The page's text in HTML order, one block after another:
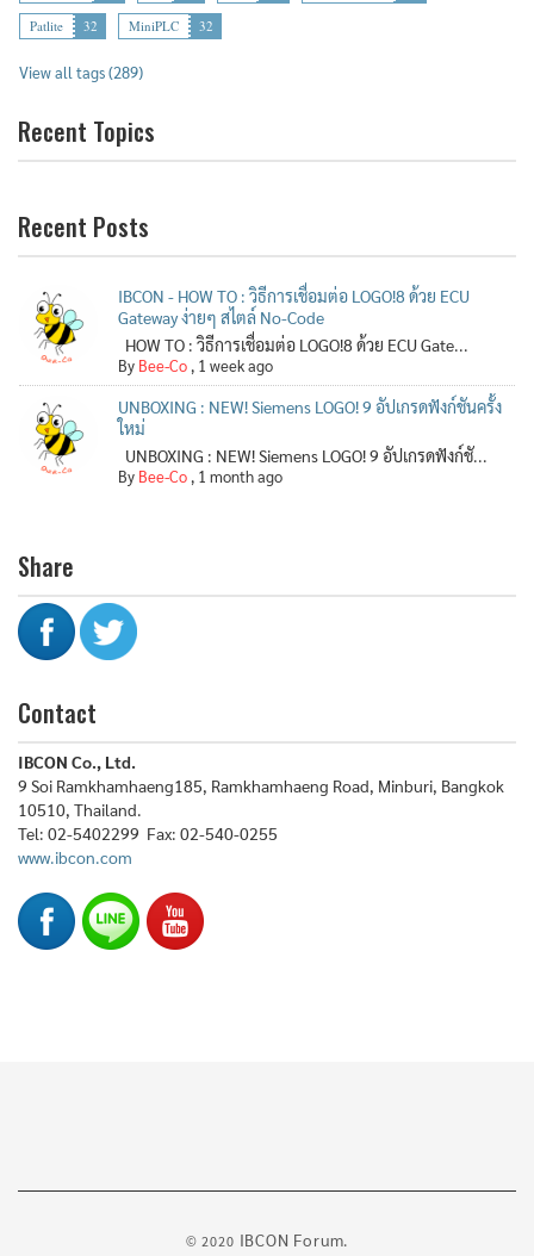
Patlite
32 MiniPLC 32
View all tags (289)
Recent Topics
Recent Posts
IBCON - HOW TO : วิธีการเชื่อมต่อ LOGO!8 ด้วย ECU
Gateway ง่ายๆ สไตล์ No-Code
HOW TO : วิธีการเชื่อมต่อ LOGO!8 ด้วย ECU Gate...
By Bee-Co , 1 week ago
UNBOXING : NEW! Siemens LOGO! 9 อัปเกรดฟังก์ชันครั้ง
ใหม่
UNBOXING : NEW! Siemens LOGO! 9 อัปเกรดฟังก์ชั...
By Bee-Co , 1 month ago
Share
Contact
IBCON Co., Ltd.
9 Soi Ramkhamhaeng185, Ramkhamhaeng Road, Minburi, Bangkok
10510, Thailand.
Tel: 02-5402299 Fax: 02-540-0255
www.ibcon.com
© 2020 IBCON Forum.